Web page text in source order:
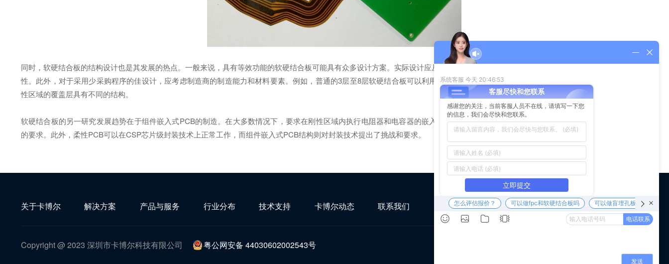
同时，软硬结合板的结构设计也是其发展的热点。一般来说，具有等效功能的软硬结合板可能具有众多设计方案。实际设计应从综合考虑开始，包括产品的可靠性，占用空间，重量和组装复杂
性。此外，对于采用少采购程序的佳设计，应考虑制造商的制造能力和材料要素。例如，普通的3层至8层软硬结合板可以利用具有或未使用附着力的CCL覆铜层压板。同样，软硬结合板中柔
性区域的覆盖层具有不同的结构。
软硬结合板的另一研究发展趋势在于组件嵌入式PCB的制造。在大多数情况下，要求在刚性区域内执行电阻器和电容器的嵌入，而不会影响柔性区域的性能。该应用第二次对材料提出了严格
的要求。此外，柔性PCB可以在CSP芯片级封装技术上正常工作，而组件嵌入式PCB结构则对封装技术提出了挑战和要求。
关于卡博尔 解决方案 产品与服务 行业分布 技术支持 卡博尔动态 联系我们
Copyright @ 2023 深圳市卡博尔科技有限公司
粤公网安备 44030602002543号
微信公众号